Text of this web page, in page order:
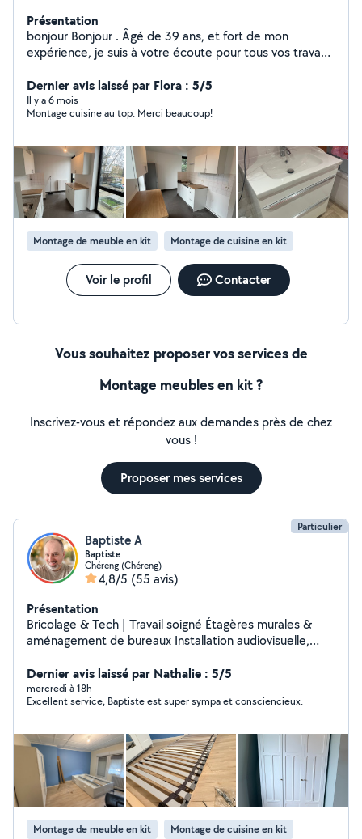
Présentation
bonjour Bonjour . Âgé de 39 ans, et fort de mon
expérience, je suis à votre écoute pour tous vos travaux
petits bricolages ... disponible et réactif, si je peux vous
aider, je le ferais sans hésitation ...0**7()6*
(8**60**7**3//1!!5
Dernier avis laissé par Flora : 5/5
Il y a 6 mois
Montage cuisine au top. Merci beaucoup!
Montage de meuble en kit Montage de cuisine en kit
Voir le profil Contacter
Vous souhaitez proposer vos services de
Montage meubles en kit ?
Inscrivez-vous et répondez aux demandes près de chez
vous !
Proposer mes services
Particulier
Baptiste A
Baptiste
Chéreng (Chéreng)
4,8/5 (55 avis)
Présentation
Bricolage & Tech | Travail soigné Étagères murales &
aménagement de bureaux Installation audiovisuelle,
internet ️ Bricolages en tout genre Rapide & efficace
Contactez-moi !
Dernier avis laissé par Nathalie : 5/5
mercredi à 18h
Excellent service, Baptiste est super sympa et consciencieux.
Montage de meuble en kit Montage de cuisine en kit